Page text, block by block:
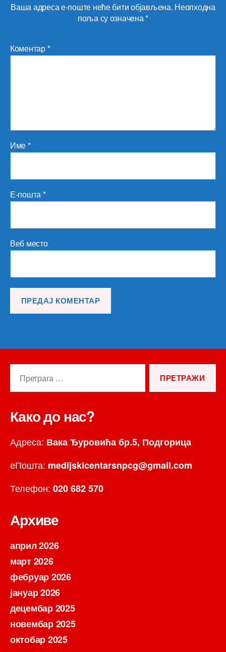
Ваша адреса е-поште неће бити објављена. Неопходна
поља су означена*
Коментар*
Име*
Е-пошта*
Веб место
Како до нас?
Адреса: Вака Ђуровића бр.5, Подгорица
еПошта: medijskicentarsnpcg@gmail.com
Телефон: 020 682 570
Архиве
април 2026
март 2026
фебруар 2026
јануар 2026
децембар 2025
новембар 2025
октобар 2025